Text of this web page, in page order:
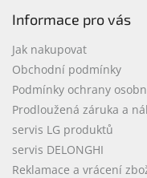
Informace pro vás
Jak nakupovat
Obchodní podmínky
Podmínky ochrany
Prodloužená záruka a
servis LG produktů
servis DELONGHI
Reklamace a vrácení